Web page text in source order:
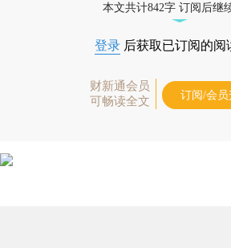
本文共计842字 订阅后继
登录 后获取已订阅的阅
财新通会员
可畅读全文
订阅/会员